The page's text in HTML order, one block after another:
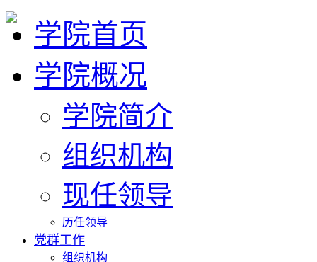
学院首页
学院概况
学院简介
组织机构
现任领导
历任领导
党群工作
组织机构